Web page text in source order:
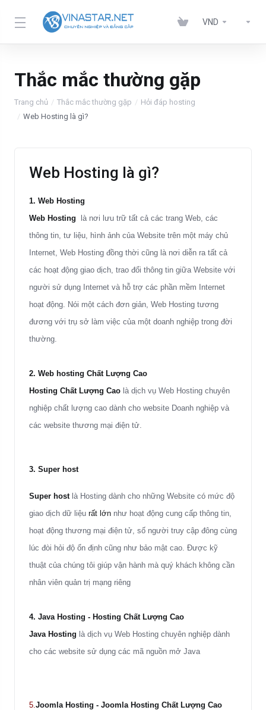
VND
Thắc mắc thường gặp
Trang chủ Thắc mắc thường gặp
Hỏi đáp hosting
Web Hosting là gì?
Web Hosting là gì?
1. Web Hosting
Web Hosting là nơi lưu trữ tất cả các trang Web, các
thông tin, tư liệu, hình ảnh của Website trên một máy chủ
Internet, Web Hosting đồng thời cũng là nơi diễn ra tất cả
các hoạt động giao dịch, trao đổi thông tin giữa Website với
người sử dụng Internet và hỗ trợ các phần mềm Internet
hoạt động. Nói một cách đơn giản, Web Hosting tương
đương với trụ sở làm việc của một doanh nghiệp trong đời
thường.
2. Web hosting Chất Lượng Cao
Hosting Chất Lượng Cao là dịch vụ Web Hosting chuyên
nghiệp chất lượng cao dành cho website Doanh nghiệp và
các website thương mại điện tử.
3. Super host
Super host là Hosting dành cho những Website có mức độ
giao dịch dữ liệu rất lớn như hoạt động cung cấp thông tin,
hoạt động thương mại điện tử, số người truy cập đông cùng
lúc đòi hỏi độ ổn định cũng như bảo mật cao. Được kỹ
thuật của chúng tôi giúp vận hành mà quý khách không cần
nhân viên quản trị mạng riêng
4. Java Hosting - Hosting Chất Lượng Cao
Java Hosting là dịch vụ Web Hosting chuyên nghiệp dành
cho các website sử dụng các mã nguồn mở Java
5.Joomla Hosting - Joomla Hosting Chất Lượng Cao